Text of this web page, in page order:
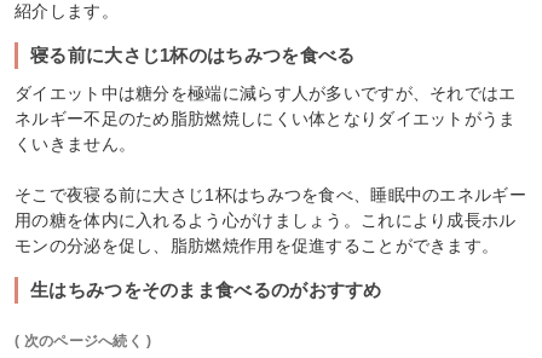
紹介します。
寝る前に大さじ1杯のはちみつを食べる
ダイエット中は糖分を極端に減らす人が多いですが、それではエ
ネルギー不足のため脂肪燃焼しにくい体となりダイエットがうま
くいきません。
そこで夜寝る前に大さじ1杯はちみつを食べ、睡眠中のエネルギー
用の糖を体内に入れるよう心がけましょう。これにより成長ホル
モンの分泌を促し、脂肪燃焼作用を促進することができます。
生はちみつをそのまま食べるのがおすすめ
( 次のページへ続く )